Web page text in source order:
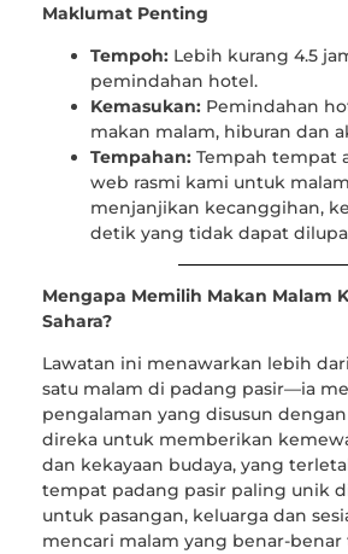
Maklumat Penting
Tempoh: Lebih kurang 4.5
pemindahan hotel.
Kemasukan: Pemindahan
makan malam, hiburan dan
Tempahan: Tempah tempat
web rasmi kami untuk
menjanjikan kecanggihan,
detik yang tidak dapat
Mengapa Memilih Makan Malam
Sahara?
Lawatan ini menawarkan lebih
satu malam di padang pasir—ia
pengalaman yang disusun
direka untuk memberikan
dan kekayaan budaya, yang
tempat padang pasir paling unik
untuk pasangan, keluarga dan
mencari malam yang benar-